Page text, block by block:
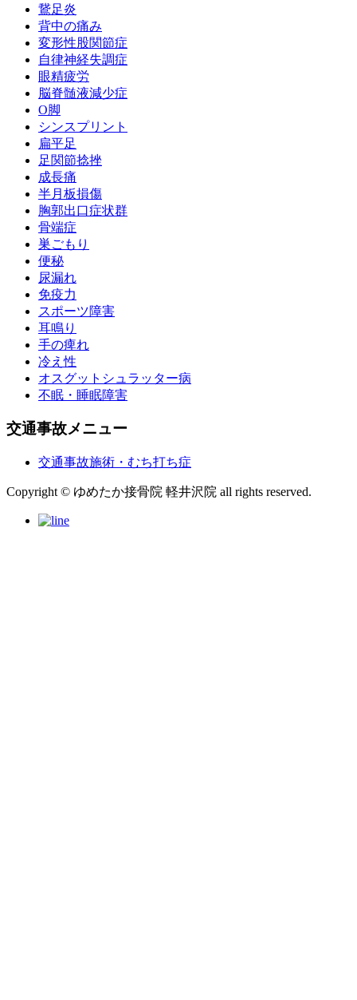
鵞足炎
背中の痛み
変形性股関節症
自律神経失調症
眼精疲労
脳脊髄液減少症
O脚
シンスプリント
扁平足
足関節捻挫
成長痛
半月板損傷
胸郭出口症状群
骨端症
巣ごもり
便秘
尿漏れ
免疫力
スポーツ障害
耳鳴り
手の痺れ
冷え性
オスグットシュラッター病
不眠・睡眠障害
交通事故メニュー
交通事故施術・むち打ち症
Copyright © ゆめたか接骨院 軽井沢院 all rights reserved.